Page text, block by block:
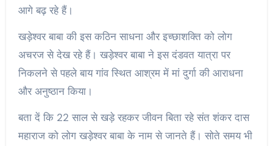
आगे बढ़ रहे हैं।
खड़ेश्वर बाबा की इस कठिन साधना और इच्छाशक्ति को लोग
अचरज से देख रहे हैं। खड़ेश्वर बाबा ने इस दंडवत यात्रा पर
निकलने से पहले बाय गांव स्थित आश्रम में मां दुर्गा की आराधना
और अनुष्ठान किया।
बता दें कि 22 साल से खड़े रहकर जीवन बिता रहे संत शंकर दास
महाराज को लोग खड़ेश्वर बाबा के नाम से जानते हैं। सोते समय भी